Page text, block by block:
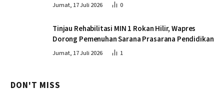
Jumat, 17 Juli 2026 0
Tinjau Rehabilitasi MIN 1 Rokan Hilir, Wapres
Dorong Pemenuhan Sarana Prasarana Pendidikan
Jumat, 17 Juli 2026 1
DON'T MISS